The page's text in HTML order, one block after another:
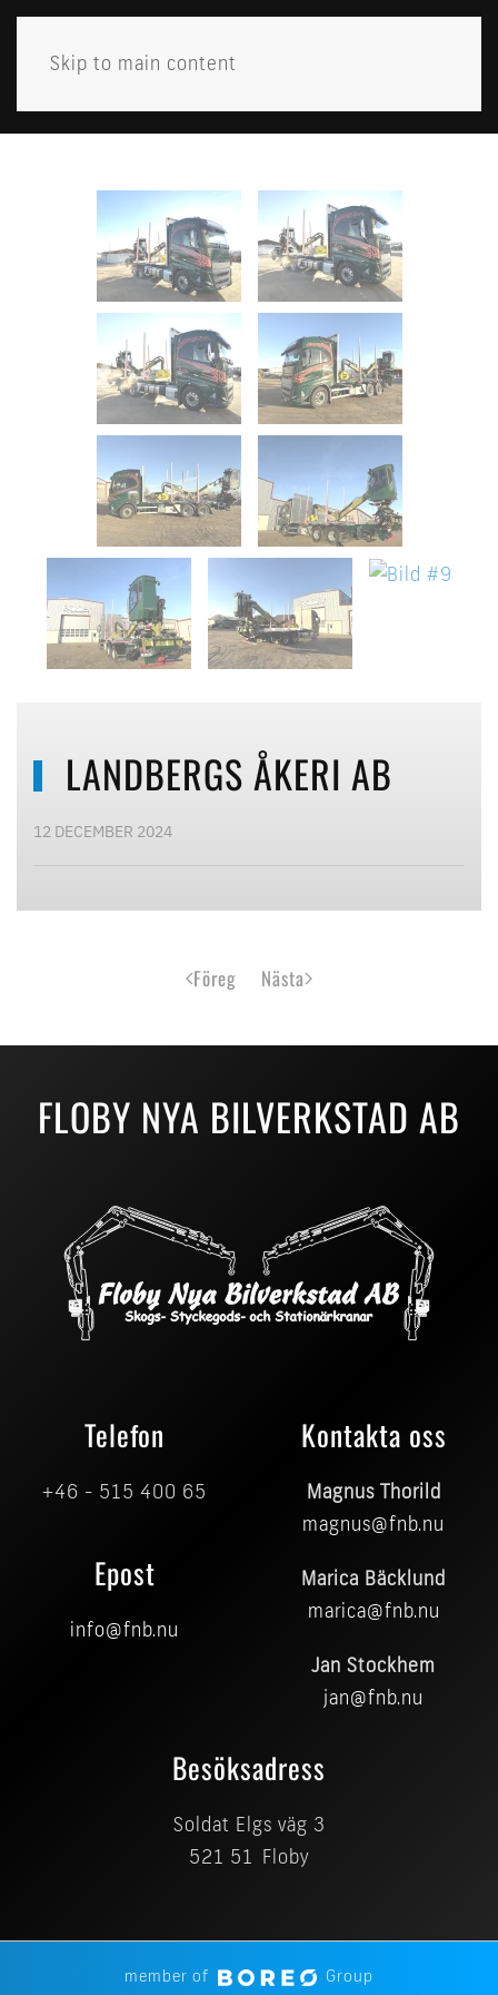
Skip to main content
LANDBERGS ÅKERI AB
12 DECEMBER 2024
Föreg Nästa
FLOBY NYA BILVERKSTAD AB
Telefon
+46 - 515 400 65
Epost
info@fnb.nu
Kontakta oss
Magnus Thorild
magnus@fnb.nu
Marica Bäcklund
marica@fnb.nu
Jan Stockhem
jan@fnb.nu
Besöksadress
Soldat Elgs väg 3
521 51 Floby
member of Group